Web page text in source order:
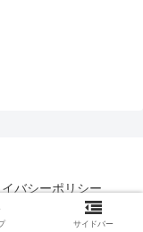
バシーポリシー
す.
サイドバー